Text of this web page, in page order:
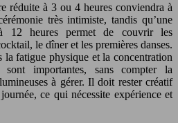
réduite à 3 ou 4 heures conviendra à
très intimiste, tandis qu’une
12 heures permet de couvrir les
le dîner et les premières danses.
la fatigue physique et la concentration
sont importantes, sans compter la
à gérer. Il doit rester créatif
ce qui nécessite expérience et